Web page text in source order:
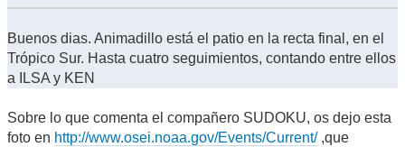
Buenos dias. Animadillo está el patio en la recta final, en el
Trópico Sur. Hasta cuatro seguimientos, contando entre ellos
a ILSA y KEN
Sobre lo que comenta el compañero SUDOKU, os dejo esta
foto en http://www.osei.noaa.gov/Events/Current/,que